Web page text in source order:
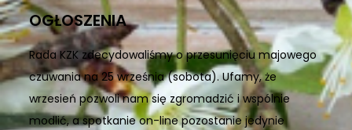
OGŁOSZENIA
Rada KZK zdecydowaliśmy o przesunięciu majowego
czuwania na 25 września (sobota). Ufamy, że
wrzesień pozwoli nam się zgromadzić i wspólnie
modlić, a spotkanie on-line pozostanie jedynie